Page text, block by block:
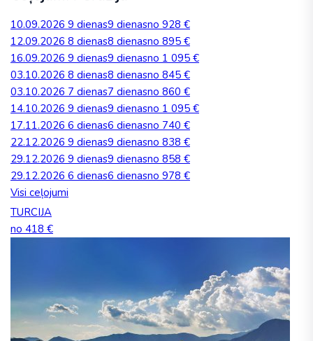
10.09.2026 9 dienas9 dienasno 928 €
12.09.2026 8 dienas8 dienasno 895 €
16.09.2026 9 dienas9 dienasno 1 095 €
03.10.2026 8 dienas8 dienasno 845 €
03.10.2026 7 dienas7 dienasno 860 €
14.10.2026 9 dienas9 dienasno 1 095 €
17.11.2026 6 dienas6 dienasno 740 €
22.12.2026 9 dienas9 dienasno 838 €
29.12.2026 9 dienas9 dienasno 858 €
29.12.2026 6 dienas6 dienasno 978 €
Visi ceļojumi
TURCIJA
no 418 €